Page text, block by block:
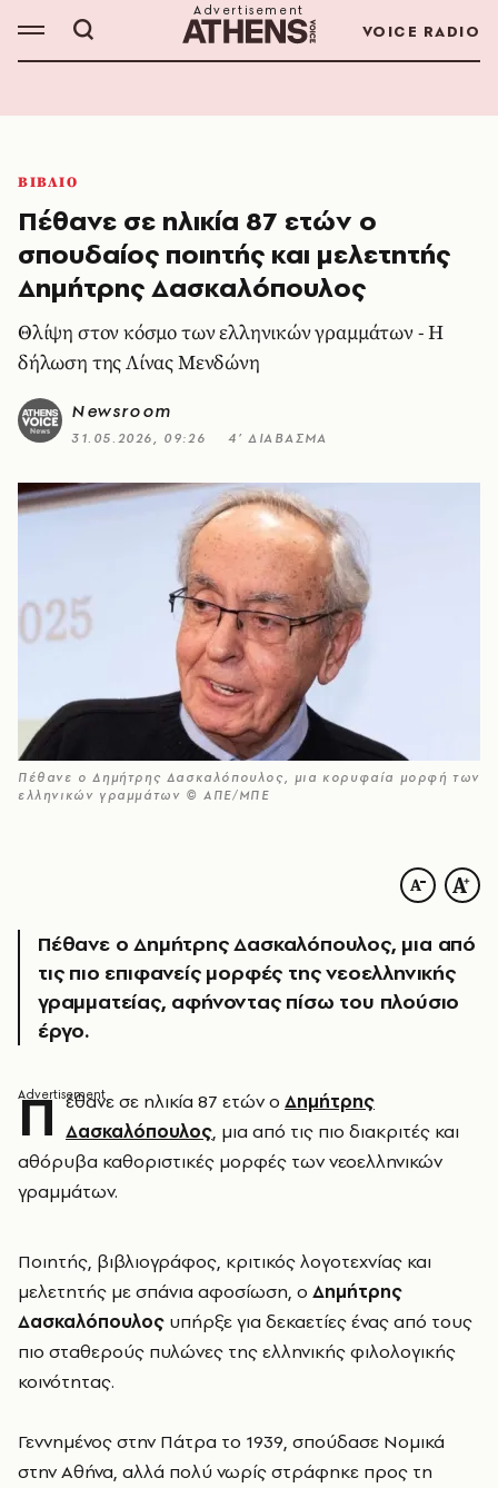
VOICE RADIO
ΒΙΒΛΙΟ
Πέθανε σε ηλικία 87 ετών ο
σπουδαίος ποιητής και μελετητής
Δημήτρης Δασκαλόπουλος
Θλίψη στον κόσμο των ελληνικών γραμμάτων - Η
δήλωση της Λίνας Μενδώνη
Newsroom
31.05.2026, 09:26 4’ ΔΙΑΒΑΣΜΑ
Πέθανε ο Δημήτρης Δασκαλόπουλος, μια κορυφαία μορφή των
ελληνικών γραμμάτων © ΑΠΕ/ΜΠΕ
Πέθανε ο Δημήτρης Δασκαλόπουλος, μια από
τις πιο επιφανείς μορφές της νεοελληνικής
γραμματείας, αφήνοντας πίσω του πλούσιο
έργο.
Π έθανε σε ηλικία 87 ετών ο Δημήτρης
Δασκαλόπουλος, μια από τις πιο διακριτές και
αθόρυβα καθοριστικές μορφές των νεοελληνικών
γραμμάτων.
Ποιητής, βιβλιογράφος, κριτικός λογοτεχνίας και
μελετητής με σπάνια αφοσίωση, ο Δημήτρης
Δασκαλόπουλος υπήρξε για δεκαετίες ένας από τους
πιο σταθερούς πυλώνες της ελληνικής φιλολογικής
κοινότητας.
Γεννημένος στην Πάτρα το 1939, σπούδασε Νομικά
στην Αθήνα, αλλά πολύ νωρίς στράφηκε προς τη